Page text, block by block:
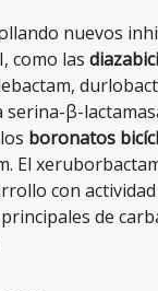
nuevos
como las
serina-β-
boronatos
El
con
de